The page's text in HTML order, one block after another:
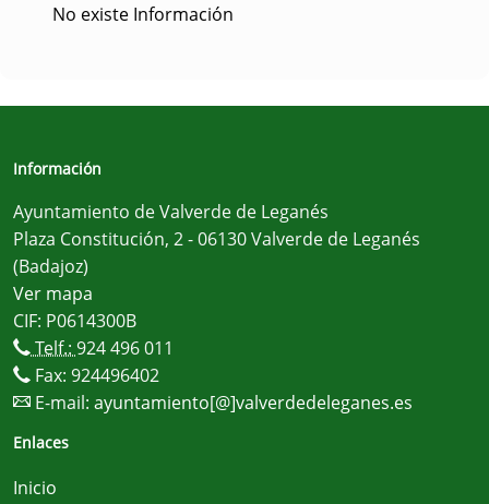
No existe Información
Información
Ayuntamiento de Valverde de Leganés
Plaza Constitución, 2 - 06130 Valverde de Leganés
(Badajoz)
Ver mapa
CIF: P0614300B
Telf.: 924 496 011
Fax: 924496402
E-mail: ayuntamiento[@]valverdedeleganes.es
Enlaces
Inicio